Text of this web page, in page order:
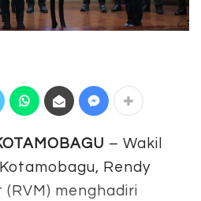
– Wakil
Rendy
menghadiri